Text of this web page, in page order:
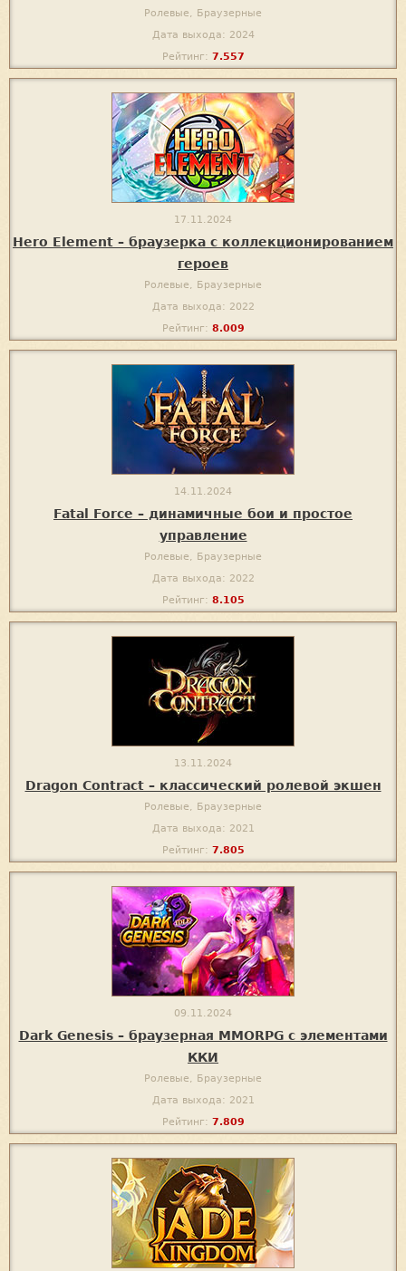
Ролевые, Браузерные
Дата выхода: 2024
Рейтинг: 7.557
17.11.2024
Hero Element – браузерка с коллекционированием
героев
Ролевые, Браузерные
Дата выхода: 2022
Рейтинг: 8.009
14.11.2024
Fatal Force – динамичные бои и простое
управление
Ролевые, Браузерные
Дата выхода: 2022
Рейтинг: 8.105
13.11.2024
Dragon Contract – классический ролевой экшен
Ролевые, Браузерные
Дата выхода: 2021
Рейтинг: 7.805
09.11.2024
Dark Genesis – браузерная MMORPG с элементами
ККИ
Ролевые, Браузерные
Дата выхода: 2021
Рейтинг: 7.809